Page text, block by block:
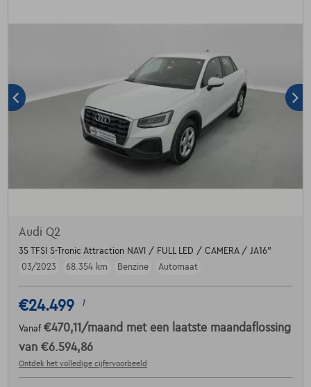
Audi Q2
35 TFSI S-Tronic Attraction NAVI / FULL LED / CAMERA / JA16"
03/2023
68.354 km Benzine Automaat
€24.499 1
Vanaf €470,11 /maand met een laatste maandaflossing
van €6.594,86
Ontdek het volledige cijfervoorbeeld